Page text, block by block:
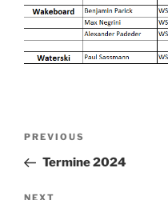
Beitrags-
Previous
Post
PREVIOUS
Termine 2024
NEXT